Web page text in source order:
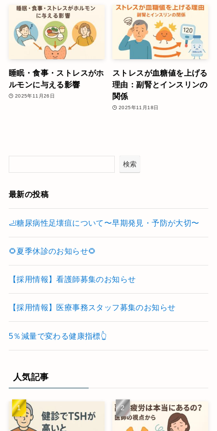
睡眠・食事・ストレスがホ
ルモンに与える影響
2025年11月26日
ストレスが血糖値を上げる
理由：副腎とインスリンの
関係
2025年11月18日
検索
最新の投稿
🦶糖尿病性足壊疽について〜早期発見・予防が大切〜
🌻夏季休診のお知らせ🌻
【採用情報】看護師募集のお知らせ
【採用情報】医療事務スタッフ募集のお知らせ
5％減量で変わる健康指標👆
人気記事